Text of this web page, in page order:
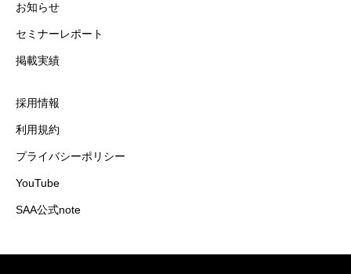
お知らせ
セミナーレポート
掲載実績
採用情報
利用規約
プライバシーポリシー
YouTube
SAA公式note